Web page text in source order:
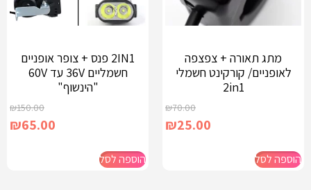
מתג תאורה + צפצפה
לאופניים/ קורקינט חשמלי
2in1
₪70.00
₪25.00
הוספה לסל
2IN1 פנס + צופר אופניים
חשמליים 36V עד 60V
"הינשוף"
₪150.00
₪65.00
הוספה לסל